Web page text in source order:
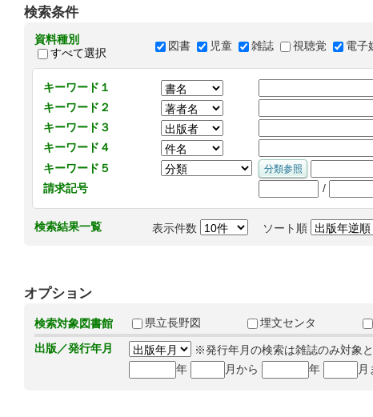
検索条件
資料種別
すべて選択
図書 児童 雑誌 視聴覚 電子
キーワード１
キーワード２
キーワード３
キーワード４
キーワード５
請求記号
/
検索結果一覧 表示件数 ソート順
オプション
検索対象図書館 県立長野図 埋文センタ
出版／発行年月
※発行年月の検索は雑誌のみ対象と
年
月から 年 月